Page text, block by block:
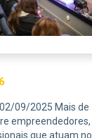
09/2025 Mais de
empreendedores,
que atuam no